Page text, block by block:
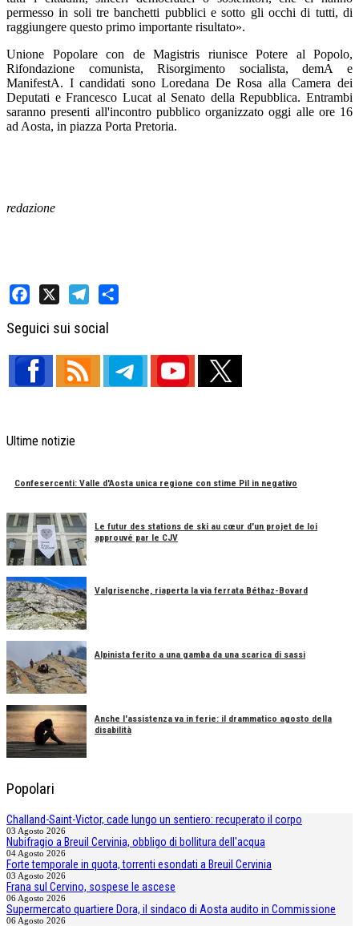
permesso in soli tre banchetti pubblici e sotto gli occhi di tutti, di
raggiungere questo primo importante risultato».
Unione Popolare con de Magistris riunisce Potere al Popolo,
Rifondazione comunista, Risorgimento socialista, demA e
ManifestA. I candidati sono Loredana De Rosa alla Camera dei
Deputati e Francesco Lucat al Senato della Repubblica. Entrambi
saranno presenti all'incontro pubblico organizzato oggi alle ore 16
ad Aosta, in piazza Porta Pretoria.
redazione
Seguici sui social
Ultime notizie
Confesercenti: Valle d'Aosta unica regione con stime Pil in negativo
Le futur des stations de ski au cœur d'un projet de loi
approuvé par le CJV
Valgrisenche, riaperta la via ferrata Béthaz-Bovard
Alpinista ferito a una gamba da una scarica di sassi
Anche l'assistenza va in ferie: il drammatico agosto della
disabilità
Popolari
Challand-Saint-Victor, cade lungo un sentiero: recuperato il corpo
03 Agosto 2026
Nubifragio a Breuil Cervinia, obbligo di bollitura dell'acqua
04 Agosto 2026
Forte temporale in quota, torrenti esondati a Breuil Cervinia
03 Agosto 2026
Frana sul Cervino, sospese le ascese
06 Agosto 2026
Supermercato quartiere Dora, il sindaco di Aosta audito in Commissione
06 Agosto 2026